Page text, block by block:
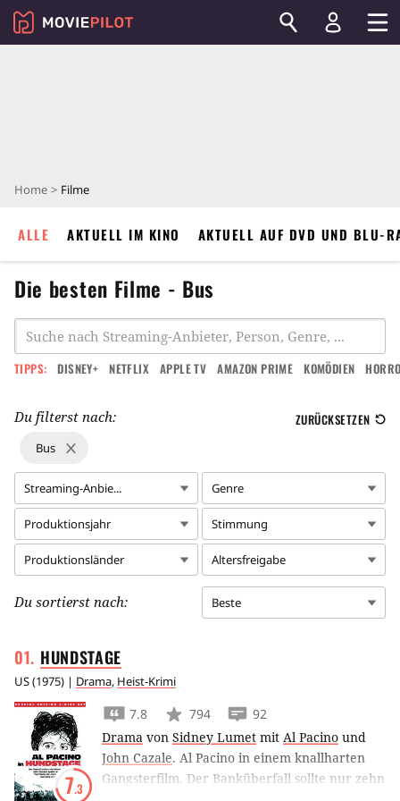
Home Filme
ALLE AKTUELL IM KINO AKTUELL AUF DVD UND BLU-
Die besten Filme - Bus
TIPPS: DISNEY+ NETFLIX APPLE TV AMAZON PRIME KOMÖDIEN
Du filterst nach: ZURÜCKSETZEN
Bus
Streaming-Anbie... Genre
Produktionsjahr Stimmung
Produktionsländer Altersfreigabe
Du sortierst nach: Beste
HUNDSTAGE
US(1975) | Drama, Heist-Krimi
7.3
7.8 794
92
Drama von Sidney Lumet mit Al Pacino und
John Cazale. Al Pacino in einem knallharten
Gangsterfilm. Der Banküberfall sollte nur zehn